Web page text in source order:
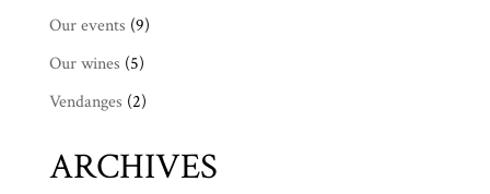
Our events (9)
Our wines (5)
Vendanges (2)
ARCHIVES